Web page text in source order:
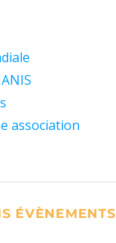
association
ÉVÈNEMENTS